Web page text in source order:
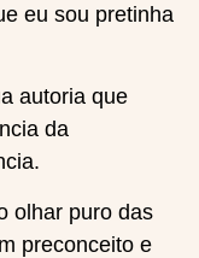
eu sou pretinha
autoria que
da
olhar puro das
preconceito e